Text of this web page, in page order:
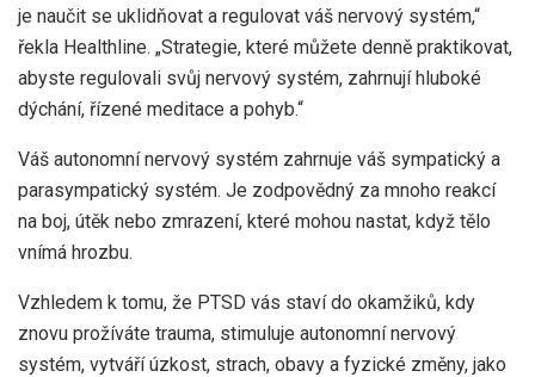
je naučit se uklidňovat a regulovat váš nervový systém,“
řekla Healthline. „Strategie, které můžete denně praktikovat,
abyste regulovali svůj nervový systém, zahrnují hluboké
dýchání, řízené meditace a pohyb.“
Váš autonomní nervový systém zahrnuje váš sympatický a
parasympatický systém. Je zodpovědný za mnoho reakcí
na boj, útěk nebo zmrazení, které mohou nastat, když tělo
vnímá hrozbu.
Vzhledem k tomu, že PTSD vás staví do okamžiků, kdy
znovu prožíváte trauma, stimuluje autonomní nervový
systém, vytváří úzkost, strach, obavy a fyzické změny, jako